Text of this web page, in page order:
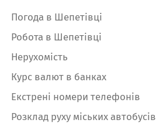
Погода в Шепетівці
Робота в Шепетівці
Нерухомість
Курс валют в банках
Екстрені номери телефонів
Розклад руху міських автобусів